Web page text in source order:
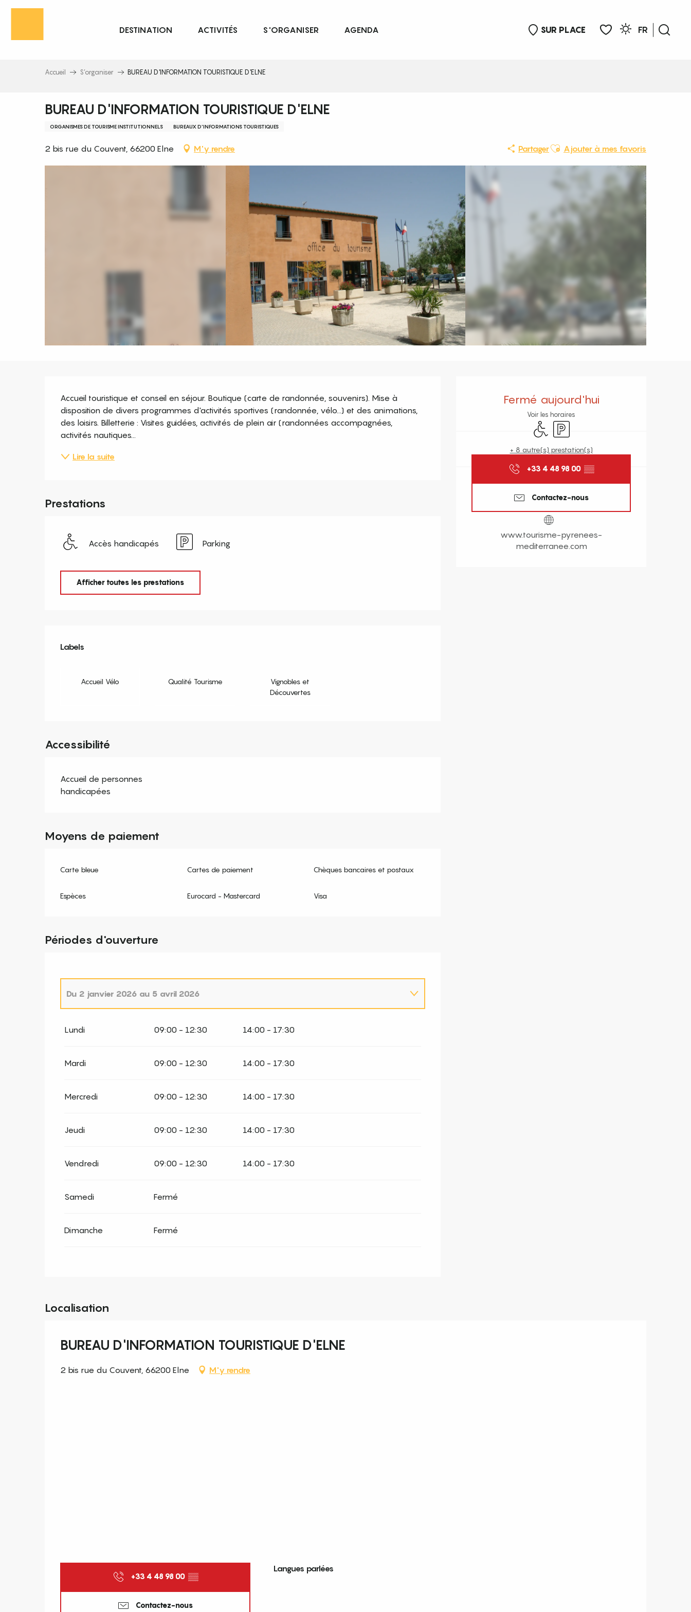
Aller
principal
SUR PLACE
FR
DESTINATION ACTIVITÉS S'ORGANISER AGENDA
Accueil S’organiser BUREAU D'INFORMATION TOURISTIQUE D'ELNE
BUREAU D'INFORMATION TOURISTIQUE D'ELNE
ORGANISMES DE TOURISME INSTITUTIONNELS BUREAUX D'INFORMATIONS TOURISTIQUES
2 bis rue du Couvent, 66200 Elne M'y rendre PartagerAjouter aux favoris
Ajouter à mes favoris
Ouverture et coordonnées
Fermé aujourd'hui
Voir les horaires
Accès handicapés
Parking
+ 8 autre(s) prestation(s)
+33 4 48 98 00 ▒▒
Contactez-nous
www.tourisme-pyrenees-
mediterranee.com
Description
Accueil touristique et conseil en séjour. Boutique (carte de randonnée, souvenirs). Mise à
disposition de divers programmes d'activités sportives (randonnée, vélo...) et des animations,
des loisirs. Billetterie : Visites guidées, activités de plein air (randonnées accompagnées,
activités nautiques...
Lire la suite
Prestations
Accès handicapés Parking
Afficher toutes les prestations
Offres de prestations
Labels
Labels
Accueil Vélo Qualité Tourisme
Vignobles et
Découvertes
Accessibilité
Accueil de personnes
handicapées
Moyens de paiement
Carte bleue Cartes de paiement Chèques bancaires et postaux
Espèces Eurocard - Mastercard Visa
Périodes d'ouverture
Du 2 janvier 2026 au 5 avril 2026
Lundi 09:00 - 12:30 14:00 - 17:30
Mardi 09:00 - 12:30 14:00 - 17:30
Mercredi 09:00 - 12:30 14:00 - 17:30
Jeudi 09:00 - 12:30 14:00 - 17:30
Vendredi 09:00 - 12:30 14:00 - 17:30
Samedi Fermé
Dimanche Fermé
Localisation
BUREAU D'INFORMATION TOURISTIQUE D'ELNE
2 bis rue du Couvent, 66200 Elne M'y rendre
+33 4 48 98 00 ▒▒
Contactez-nous
Langues parlées
Langues parlées